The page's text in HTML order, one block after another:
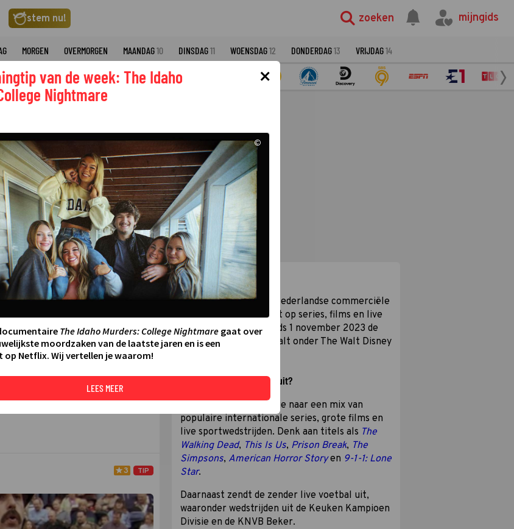
stem nu! zoeken mijngids
MORGEN OVERMORGEN MAANDAG10 DINSDAG11 WOENSDAG12 DONDERDAG13 VRIJDAG14
STAR CHANNEL
3 TIP
Over STAR Channel
STAR Channel is een Nederlandse commerciële
tv-zender die zich richt op series, films en live
sport. De zender is sinds 1 november 2023 de
opvolger van FOX en valt onder The Walt Disney
Wat zendt STAR Channel uit?
Op STAR Channel kijk je naar een mix van
populaire internationale series, grote films en
live sportwedstrijden. Denk aan titels als The
Walking Dead, This Is Us, Prison Break, The
Simpsons, American Horror Storyen 9-1-1: Lone
Star.
Daarnaast zendt de zender live voetbal uit,
waaronder wedstrijden uit de Keuken Kampioen
Divisie en de KNVB Beker.
×
van de week: The Idaho
Nightmare
©
The Idaho Murders: College Nightmaregaat over
moordzaken van de laatste jaren en is een
op Netflix. Wij vertellen je waarom!
LEES MEER